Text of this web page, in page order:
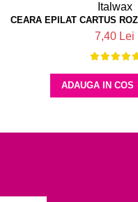
ITALWAX
Italwax
CEARA EPILAT CARTUS
7,40 Lei
ADAUGA IN COS